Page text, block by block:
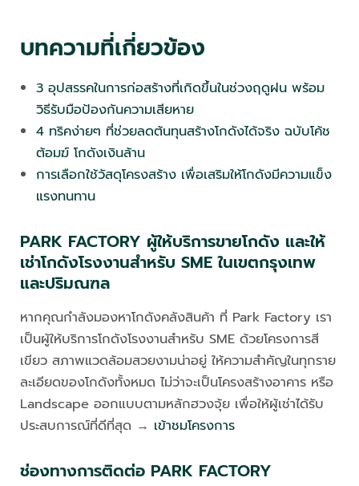
บทความที่เกี่ยวข้อง
3 อุปสรรคในการก่อสร้างที่เกิดขึ้นในช่วงฤดูฝน พร้อม
วิธีรับมือป้องกันความเสียหาย
4 ทริคง่ายๆ ที่ช่วยลดต้นทุนสร้างโกดังได้จริง ฉบับโค้ช
ต้อมฆ์ โกดังเงินล้าน
การเลือกใช้วัสดุโครงสร้าง เพื่อเสริมให้โกดังมีความแข็ง
แรงทนทาน
PARK FACTORY ผู้ให้บริการขายโกดัง และให้
เช่าโกดังโรงงานสำหรับ SME ในเขตกรุงเทพ
และปริมณฑล
หากคุณกำลังมองหาโกดังคลังสินค้า ที่ Park Factory เรา
เป็นผู้ให้บริการโกดังโรงงานสำหรับ SME ด้วยโครงการสี
เขียว สภาพแวดล้อมสวยงามน่าอยู่ ให้ความสำคัญในทุกราย
ละเอียดของโกดังทั้งหมด ไม่ว่าจะเป็นโครงสร้างอาคาร หรือ
Landscape ออกแบบตามหลักฮวงจุ้ย เพื่อให้ผู้เช่าได้รับ
ประสบการณ์ที่ดีที่สุด → เข้าชมโครงการ
ช่องทางการติดต่อ PARK FACTORY